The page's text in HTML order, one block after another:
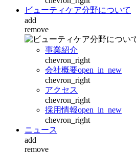
ビューティケア分野について
add
remove
事業紹介
chevron_right
会社概要open_in_new
chevron_right
アクセス
chevron_right
採用情報open_in_new
chevron_right
ニュース
add
remove